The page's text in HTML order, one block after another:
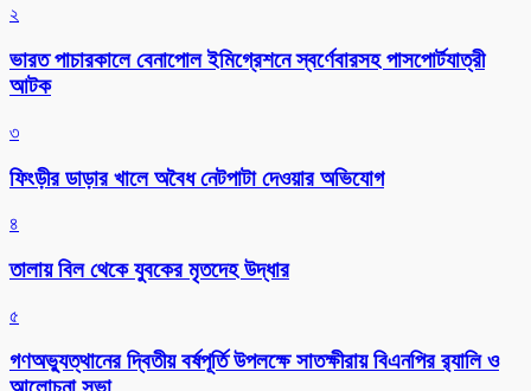
২
ভারত পাচারকালে বেনাপোল ইমিগ্রেশনে স্বর্ণেবারসহ পাসপোর্টযাত্রী
আটক
৩
ফিংড়ীর ডাড়ার খালে অবৈধ নেটপাটা দেওয়ার অভিযোগ
৪
তালায় বিল থেকে যুবকের মৃতদেহ উদ্ধার
৫
গণঅভ্যুত্থানের দ্বিতীয় বর্ষপূর্তি উপলক্ষে সাতক্ষীরায় বিএনপির র‌্যালি ও